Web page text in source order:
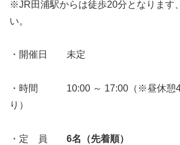
※JR田浦駅からは徒歩20分となります
い。
・開催日 未定
・時間 10:00 ～ 17:00（※昼休憩
り）
・定 員 6名（先着順）